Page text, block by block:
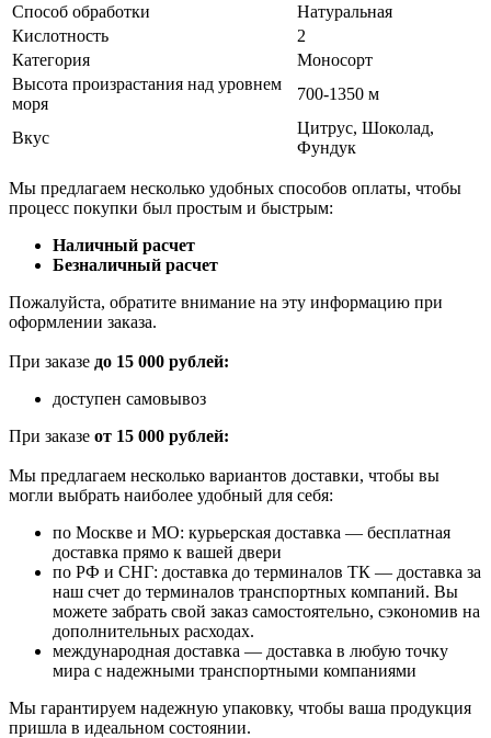
Способ обработки
Натуральная
Кислотность
2
Категория
Моносорт
Высота произрастания над уровнем
моря
700-1350 м
Вкус
Цитрус, Шоколад,
Фундук
Мы предлагаем несколько удобных способов оплаты, чтобы
процесс покупки был простым и быстрым:
Наличный расчет
Безналичный расчет
Пожалуйста, обратите внимание на эту информацию при
оформлении заказа.
При заказе до 15 000 рублей:
доступен самовывоз
При заказе от 15 000 рублей:
Мы предлагаем несколько вариантов доставки, чтобы вы
могли выбрать наиболее удобный для себя:
по Москве и МО: курьерская доставка — бесплатная
доставка прямо к вашей двери
по РФ и СНГ: доставка до терминалов ТК — доставка за
наш счет до терминалов транспортных компаний. Вы
можете забрать свой заказ самостоятельно, сэкономив на
дополнительных расходах.
международная доставка — доставка в любую точку
мира с надежными транспортными компаниями
Мы гарантируем надежную упаковку, чтобы ваша продукция
пришла в идеальном состоянии.